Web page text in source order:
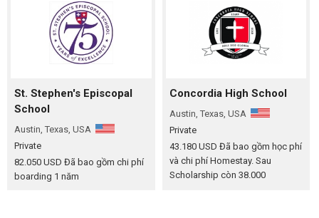
St. Stephen's Episcopal
School
Austin, Texas, USA
Private
82.050 USD Đã bao gồm chi phí
boarding 1 năm
Concordia High School
Austin, Texas, USA
Private
43.180 USD Đã bao gồm học phí
và chi phí Homestay. Sau
Scholarship còn 38.000